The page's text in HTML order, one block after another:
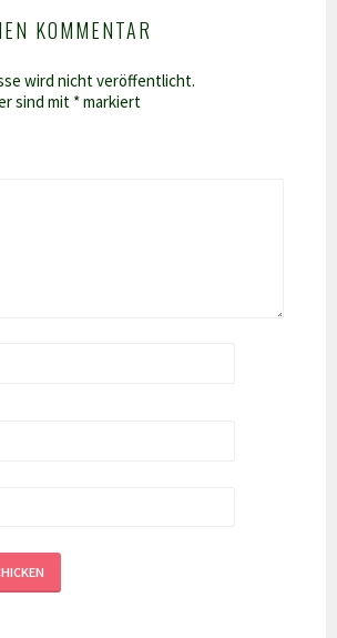
KOMMENTAR
wird nicht veröffentlicht.
sind mit *markiert